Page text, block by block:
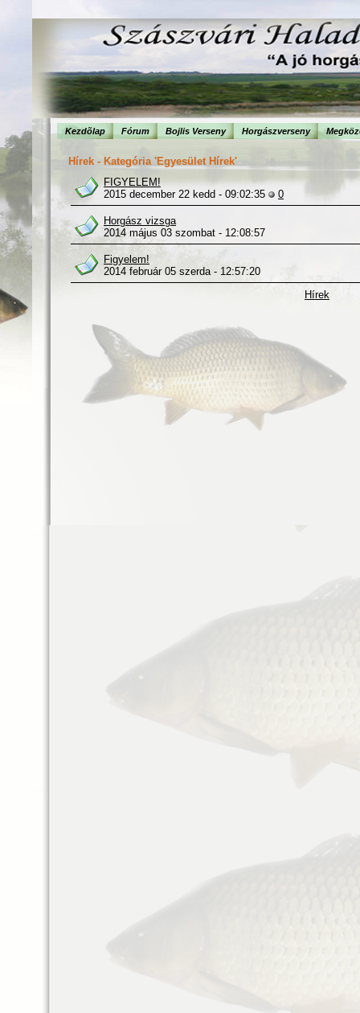
Kezdõlap Fórum Bojlis Verseny Horgászverseny
Hírek - Kategória 'Egyesület Hírek'
FIGYELEM!
2015 december 22 kedd - 09:02:35
0
Horgász vizsga
2014 május 03 szombat - 12:08:57
Figyelem!
2014 február 05 szerda - 12:57:20
Hírek